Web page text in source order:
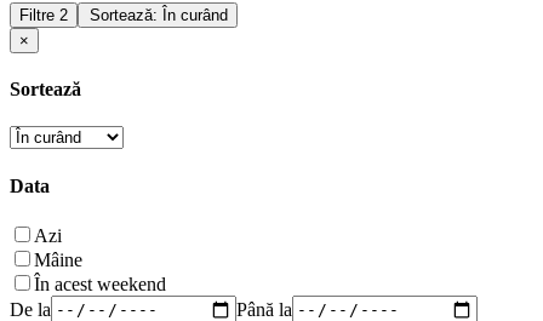
Filtre 2
Sortează: În curând
×
Sortează
Data
Azi
Mâine
În acest weekend
De la
Până la